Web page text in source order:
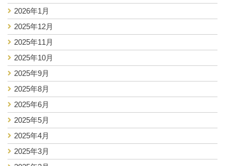
2026年1月
2025年12月
2025年11月
2025年10月
2025年9月
2025年8月
2025年6月
2025年5月
2025年4月
2025年3月